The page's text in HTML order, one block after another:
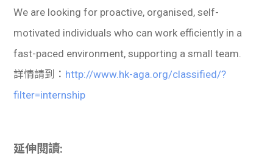
We are looking for proactive, organised, self-
motivated individuals who can work efficiently in a
fast-paced environment, supporting a small team.
詳情請到： http://www.hk-aga.org/classified/?
filter=internship
延伸閱讀: